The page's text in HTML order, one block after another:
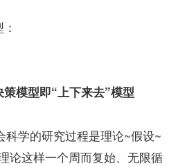
模型即“上下来去”模型
学的研究过程是理论~假设~
论这样一个周而复始、无限循